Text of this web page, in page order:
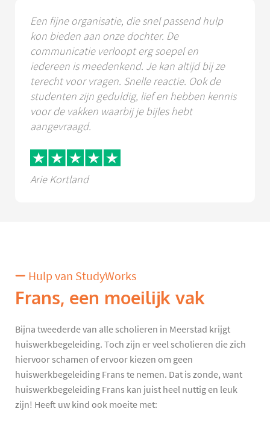
Een fijne organisatie, die snel passend hulp
kon bieden aan onze dochter. De
communicatie verloopt erg soepel en
iedereen is meedenkend. Je kan altijd bij ze
terecht voor vragen. Snelle reactie. Ook de
studenten zijn geduldig, lief en hebben kennis
voor de vakken waarbij je bijles hebt
aangevraagd.
Arie Kortland
Hulp van StudyWorks
Frans, een moeilijk vak
Bijna tweederde van alle scholieren in Meerstad krijgt
huiswerkbegeleiding. Toch zijn er veel scholieren die zich
hiervoor schamen of ervoor kiezen om geen
huiswerkbegeleiding Frans te nemen. Dat is zonde, want
huiswerkbegeleiding Frans kan juist heel nuttig en leuk
zijn! Heeft uw kind ook moeite met: